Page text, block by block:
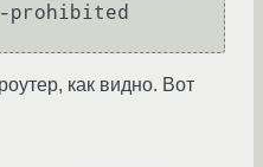
prohibited
как видно. Вот